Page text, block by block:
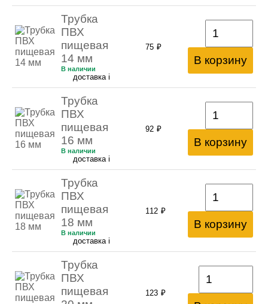
Трубка
ПВХ
пищевая
14 мм
В наличии
доставка i
75 ₽
В корзину
Трубка
ПВХ
пищевая
16 мм
В наличии
доставка i
92 ₽
В корзину
Трубка
ПВХ
пищевая
18 мм
В наличии
доставка i
112 ₽
В корзину
Трубка
ПВХ
пищевая
123 ₽